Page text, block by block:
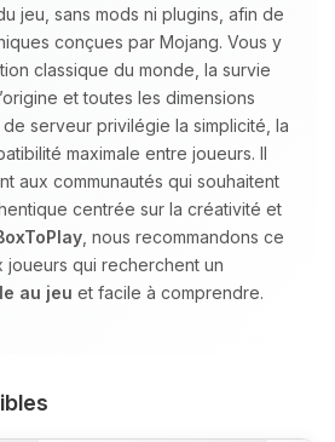
jeu, sans mods ni plugins, afin de
conçues par Mojang. Vous y
classique du monde, la survie
et toutes les dimensions
serveur privilégie la simplicité, la
maximale entre joueurs. Il
aux communautés qui souhaitent
centrée sur la créativité et
, nous recommandons ce
qui recherchent un
au jeu et facile à comprendre.
quelqu’un pour me
c’est Choupy, ton petit
Dis-moi ce dont
et je vais remuer mes
pour t’aider.
à 10:53